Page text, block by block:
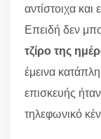
αντίστοιχα
Επειδή δεν
τζίρο της
έμεινα
επισκευής
τηλεφωνικό